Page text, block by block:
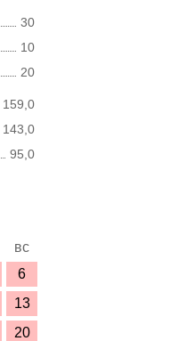
30
10
20
159,0
143,0
95,0
вс
6
13
20